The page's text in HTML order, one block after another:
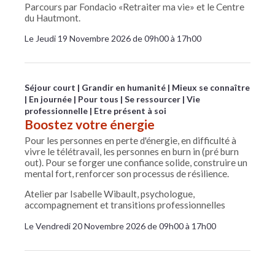
Parcours par Fondacio «Retraiter ma vie» et le Centre
du Hautmont.
Le Jeudi 19 Novembre 2026 de 09h00 à 17h00
Séjour court Grandir en humanité
Mieux se connaître
En journée
Pour tous Se ressourcer Vie
professionnelle
Etre présent à soi
Boostez votre énergie
Pour les personnes en perte d'énergie, en difficulté à
vivre le télétravail, les personnes en burn in (pré burn
out). Pour se forger une confiance solide, construire un
mental fort, renforcer son processus de résilience.
Atelier par Isabelle Wibault, psychologue,
accompagnement et transitions professionnelles
Le Vendredi 20 Novembre 2026 de 09h00 à 17h00